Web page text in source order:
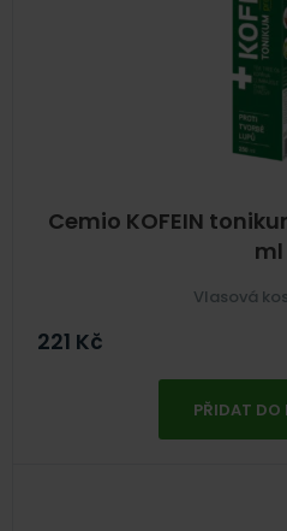
Cemio KOFEIN
ml
Vlasová
221 Kč
PŘIDAT DO